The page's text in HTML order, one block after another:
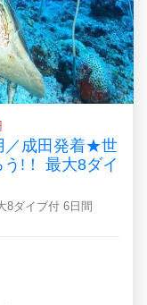
／成田発着★世
!！ 最大8ダイ
8ダイブ付 6日間